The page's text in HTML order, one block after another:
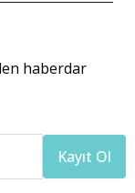
haberdar
Kayıt Ol